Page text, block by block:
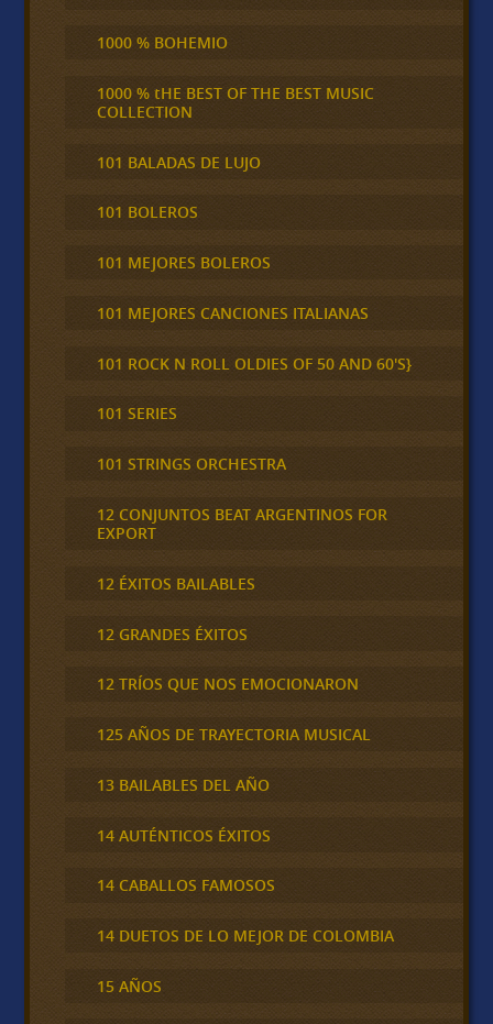
1000 % BOHEMIO
1000 % tHE BEST OF THE BEST MUSIC
COLLECTION
101 BALADAS DE LUJO
101 BOLEROS
101 MEJORES BOLEROS
101 MEJORES CANCIONES ITALIANAS
101 ROCK N ROLL OLDIES OF 50 AND 60'S}
101 SERIES
101 STRINGS ORCHESTRA
12 CONJUNTOS BEAT ARGENTINOS FOR
EXPORT
12 ÉXITOS BAILABLES
12 GRANDES ÉXITOS
12 TRÍOS QUE NOS EMOCIONARON
125 AÑOS DE TRAYECTORIA MUSICAL
13 BAILABLES DEL AÑO
14 AUTÉNTICOS ÉXITOS
14 CABALLOS FAMOSOS
14 DUETOS DE LO MEJOR DE COLOMBIA
15 AÑOS